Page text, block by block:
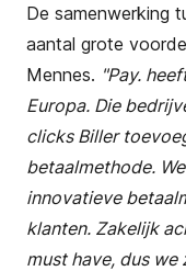
De samenwerking
aantal grote
Mennes. "Pay.
Europa. Die
clicks Biller
betaalmethode.
innovatieve
klanten. Zakelijk
must have, dus we